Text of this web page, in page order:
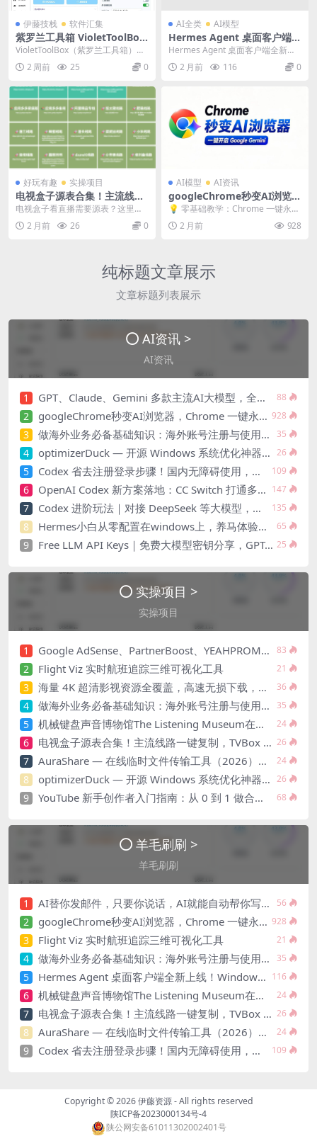
伊藤技栈 软件汇集
紫罗兰工具箱 VioletToolBox
— Android 玩机神器，60+
VioletToolBox（紫罗兰工具箱）是
一款开源的 Android 玩机工具...
2 周前 25 0
AI全类 AI模型
Hermes Agent 桌面客户端全
新上线！Windows、macO
S、Linux 三系统全覆盖，零
基础新手也能一键轻松使用！
Hermes Agent 桌面客户端全新上
线！Windows、macOS、Lin...
2 月前 116 0
好玩有趣 实操项目
电视盒子源表合集！主流线路
一键复制，TVBox 通用
电视盒子看直播需要源表？这里整
理了一些主流可用的 TVBox 源，覆
盖电影、电视...
2 月前 26 0
AI模型 AI资讯
googleChrome秒变AI浏览
器，Chrome 一键永久开启原
生 Gemini 侧边栏
💡 零基础教学：Chrome 一键永久
开启原生 Gemini 侧边栏 📢 核心
卖...2 月前 928
纯标题文章展示
文章标题列表展示
AI资讯 >
AI资讯
1 GPT、Claude、Gemini 多款主流AI大模型，全部免费开放使用|小白即可上手使用，主打一个免费好用！ 88
2 googleChrome秒变AI浏览器，Chrome 一键永久开启原生 Gemini 侧边栏 928
3 做海外业务必备基础知识：海外账号注册与使用入门 35
4 optimizerDuck — 开源 Windows 系统优化神器（2026 最新） 26
5 Codex 省去注册登录步骤！国内无障碍使用，搭配 DeepSeek Minimax，灵活对接第三方接口 109
6 OpenAI Codex 新方案落地：CC Switch 打通多厂商 API，一站式接入 DeepSeek 等主流大模型 147
7 Codex 进阶玩法｜对接 DeepSeek 等大模型，解锁全部插件能力 135
8 Hermes小白从零配置在windows上，养马体验提升2倍以上，再不用担心环境崩溃等 问题困扰 65
9 Free LLM API Keys｜免费大模型密钥分享，GPT-4/DeepSeek/Claude 一键接入 25
实操项目 >
实操项目
1 Google AdSense、PartnerBoost、YEAHPROMOS 联盟申请，一次通过终极办法！ 83
2 Flight Viz 实时航班追踪三维可视化工具 21
3 海量 4K 超清影视资源全覆盖，高速无损下载，热门大片剧集一站式获取站点 36
4 做海外业务必备基础知识：海外账号注册与使用入门 35
5 机械键盘声音博物馆The Listening Museum在线试听 40 年经典机械键盘声音，36 款机型、500 + 音频样本，键盘发烧友必逛的免费声音博物馆。 24
6 电视盒子源表合集！主流线路一键复制，TVBox 通用 26
7 AuraShare — 在线临时文件传输工具（2026），无需注册即传即用 24
8 optimizerDuck — 开源 Windows 系统优化神器（2026 最新） 26
9 YouTube 新手创作者入门指南：从 0 到 1 做合规内容 68
羊毛刷刷 >
羊毛刷刷
1 AI替你发邮件，只要你说话，AI就能自动帮你写邮件，发邮件，从此收发邮件不用你动手，说句话就搞定 56
2 googleChrome秒变AI浏览器，Chrome 一键永久开启原生 Gemini 侧边栏 928
3 Flight Viz 实时航班追踪三维可视化工具 21
4 做海外业务必备基础知识：海外账号注册与使用入门 35
5 Hermes Agent 桌面客户端全新上线！Windows、macOS、Linux 三系统全覆盖，零基础新手也能一键轻松使用！ 116
6 机械键盘声音博物馆The Listening Museum在线试听 40 年经典机械键盘声音，36 款机型、500 + 音频样本，键盘发烧友必逛的免费声音博物馆。 24
7 电视盒子源表合集！主流线路一键复制，TVBox 通用 26
8 AuraShare — 在线临时文件传输工具（2026），无需注册即传即用 24
9 Codex 省去注册登录步骤！国内无障碍使用，搭配 DeepSeek Minimax，灵活对接第三方接口 109
Copyright © 2026伊藤资源- All rights reserved
陕ICP备2023000134号-4
陕公网安备61011302002401号